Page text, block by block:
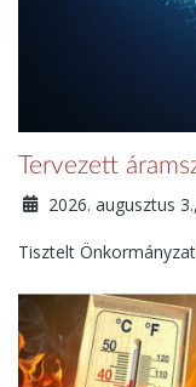
Tervezett
2026. augusztus
Tisztelt